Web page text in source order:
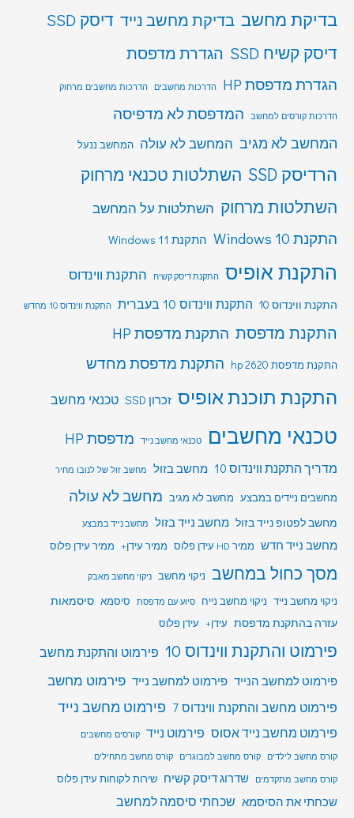
בדיקת מחשב בדיקת מחשב נייד דיסק SSD
דיסק קשיח SSD
הגדרת מדפסת
הגדרת מדפסת HP הדרכות מחשבים הדרכות מחשבים מרחוק
הדרכות קורסים למחשב המדפסת לא מדפיסה
המחשב לא מגיב המחשב לא עולה המחשב ננעל
הרדיסק SSD
השתלטות טכנאי מרחוק
השתלטות מרחוק השתלטות על המחשב
התקנת Windows 10 התקנת Windows 11
התקנת אופיס התקנת דיסק קשיח התקנת ווינדוס
התקנת ווינדוס 10 התקנת ווינדוס 10 בעברית התקנת ווינדוס 10 מחדש
התקנת מדפסת התקנת מדפסת HP
התקנת מדפסת hp 2620 התקנת מדפסת מחדש
התקנת תוכנת אופיס זכרון SSD טכנאי מחשב
טכנאי מחשבים טכנאי מחשב נייד מדפסת HP
מדריך התקנת ווינדוס 10 מחשב בזול מחשב זול של לנובו מחיר
מחשבים ניידים במבצע מחשב לא מגיב מחשב לא עולה
מחשב לפטופ נייד בזול מחשב נייד בזול מחשב נייד במבצע
מחשב נייד חדש ממיר HD עידן פלוס ממיר עידן+ ממיר עידן פלוס
מסך כחול במחשב ניקוי מחשב ניקוי מחשב מאבק
ניקוי מחשב נייד ניקוי מחשב נייח סיוע עם מדפסת סיסמא סיסמאות
עזרה בהתקנת מדפסת עידן+ עידן פלוס
פירמוט והתקנת ווינדוס 10 פירמוט והתקנת מחשב
פירמוט למחשב הנייד פירמוט למחשב נייד פירמוט מחשב
פירמוט מחשב והתקנת ווינדוס 7
פירמוט מחשב נייד
פירמוט מחשב נייד אסוס פירמוט נייד קורסים מחשבים
קורס מחשב לילדים
קורס מחשב למבוגרים
קורס מחשב מתחילים
קורס מחשב מתקדמים
שדרוג דיסק קשיח שירות לקוחות עידן פלוס
שכחתי את הסיסמא שכחתי סיסמה למחשב